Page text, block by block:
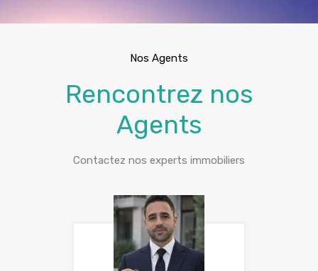
Nos Agents
Rencontrez nos
Agents
Contactez nos experts immobiliers